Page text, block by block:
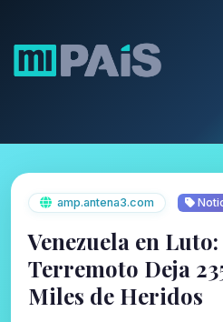
amp.antena3.com
Venezuela en
Terremoto Deja
Miles de Heridos